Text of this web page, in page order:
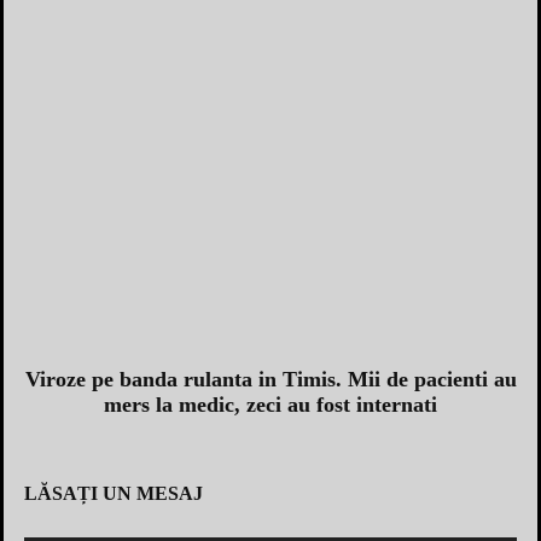
Viroze pe banda rulanta in Timis. Mii de pacienti au
mers la medic, zeci au fost internati
LĂSAȚI UN MESAJ